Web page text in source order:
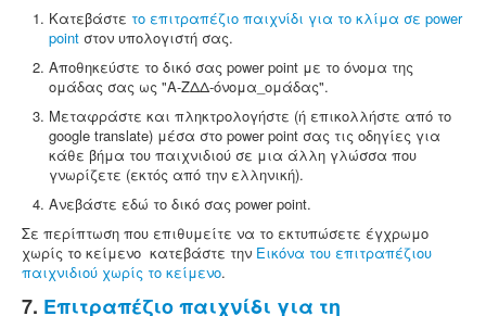
Κατεβάστε το επιτραπέζιο παιχνίδι για το κλίμα σε power
point στον υπολογιστή σας.
Αποθηκεύστε το δικό σας power point με το όνομα της
ομάδας σας ως "Α-ΖΔΔ-όνομα_ομάδας".
Μεταφράστε και πληκτρολογήστε (ή επικολλήστε από το
google translate) μέσα στο power point σας τις οδηγίες για
κάθε βήμα του παιχνιδιού σε μια άλλη γλώσσα που
γνωρίζετε (εκτός από την ελληνική).
Ανεβάστε εδώ το δικό σας power point.
Σε περίπτωση που επιθυμείτε να το εκτυπώσετε έγχρωμο
χωρίς το κείμενο κατεβάστε την Eικόνα του επιτραπέζιου
παιχνιδιού χωρίς το κείμενο.
7. Επιτραπέζιο παιχνίδι για τη